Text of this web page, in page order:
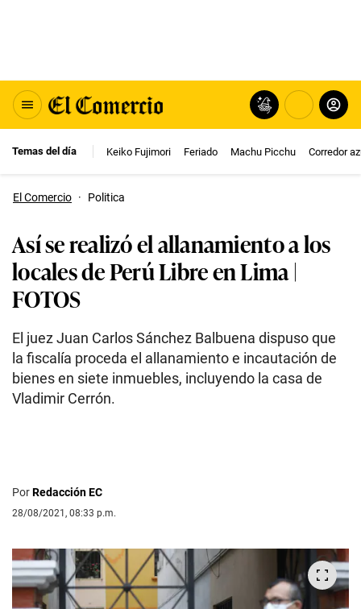
Temas del día Keiko Fujimori Feriado Machu Picchu Corredor
El Comercio · Politica
Así se realizó el allanamiento a los
locales de Perú Libre en Lima |
FOTOS
El juez Juan Carlos Sánchez Balbuena dispuso que
la fiscalía proceda el allanamiento e incautación de
bienes en siete inmuebles, incluyendo la casa de
Vladimir Cerrón.
PorRedacción EC
28/08/2021, 08:33 p.m.